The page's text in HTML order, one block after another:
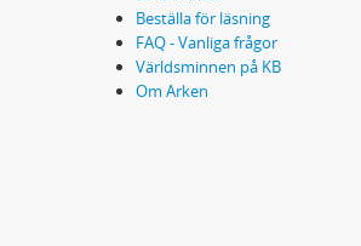
Beställa för läsning
FAQ - Vanliga frågor
Världsminnen på KB
Om Arken